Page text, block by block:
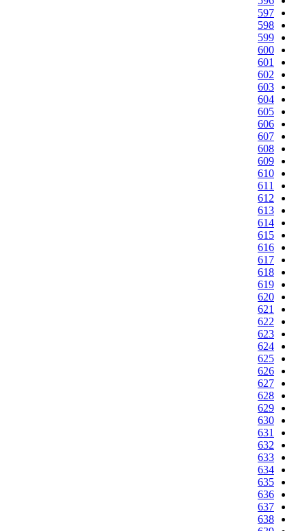
597
598
599
600
601
602
603
604
605
606
607
608
609
610
611
612
613
614
615
616
617
618
619
620
621
622
623
624
625
626
627
628
629
630
631
632
633
634
635
636
637
638